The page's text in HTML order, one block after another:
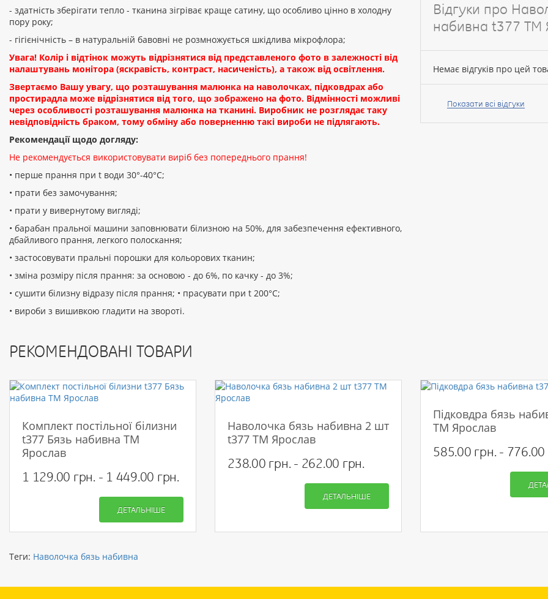
- здатність зберігати тепло - тканина зігріває краще сатину, що особливо цінно в холодну
пору року;
- гігієнічність – в натуральній бавовні не розмножується шкідлива мікрофлора;
Увага! Колір і відтінок можуть відрізнятися від представленого фото в залежності від
налаштувань монітора (яскравість, контраст, насиченість), а також від освітлення.
Звертаємо Вашу увагу, що розташування малюнка на наволочках, підковдрах або
простирадла може відрізнятися від того, що зображено на фото. Відмінності можливі
через особливості розташування малюнка на тканині. Виробник не розглядає таку
невідповідність браком, тому обміну або поверненню такі вироби не підлягають.
Рекомендації щодо догляду:
Не рекомендується використовувати виріб без попереднього прання!
• перше прання при t води 30°-40°C;
• прати без замочування;
• прати у вивернутому вигляді;
• барабан пральної машини заповнювати білизною на 50%, для забезпечення ефективного,
дбайливого прання, легкого полоскання;
• застосовувати пральні порошки для кольорових тканин;
• зміна розміру після прання: за основою - до 6%, по качку - до 3%;
• сушити білизну відразу після прання; • прасувати при t 200°С;
• вироби з вишивкою гладити на звороті.
Відгуки про
набивна t377 ТМ
Немає відгуків про цей
Ваше
Показати всі відгуки
РЕКОМЕНДОВАНІ ТОВАРИ
Комплект постільної білизни
t377 Бязь набивна ТМ
Ярослав
1 129.00 грн. - 1 449.00 грн.
ДЕТАЛЬНІШЕ
Наволочка бязь набивна 2 шт
t377 ТМ Ярослав
238.00 грн. - 262.00 грн.
ДЕТАЛЬНІШЕ
Підковдра бязь
ТМ Ярослав
585.00 грн. - 776.00
Теги: Наволочка бязь набивна